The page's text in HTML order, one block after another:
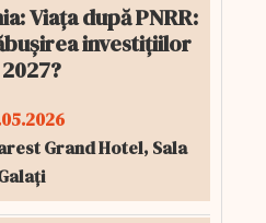
Viața după PNRR:
investițiilor
Grand Hotel, Sala